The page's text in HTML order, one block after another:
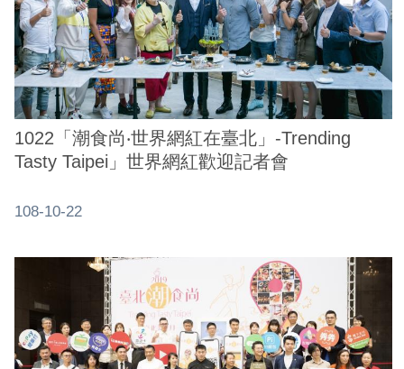
1022「潮食尚‧世界網紅在臺北」-Trending
Tasty Taipei」世界網紅歡迎記者會
108-10-22